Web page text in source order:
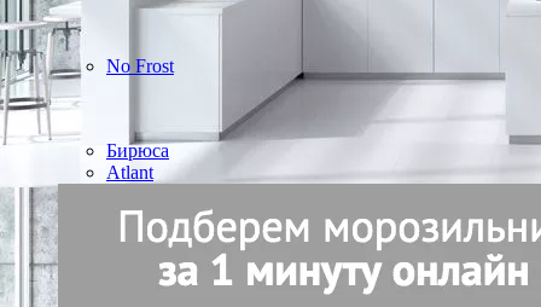
No Frost
Бирюса
Atlant